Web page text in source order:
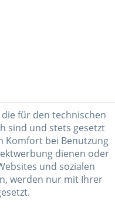
für den technischen
sind und stets gesetzt
Komfort bei Benutzung
dienen oder
und sozialen
werden nur mit Ihrer